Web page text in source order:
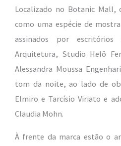
Localizado no Botanic Mall,
como uma espécie de
assinados por escritórios
Arquitetura, Studio Helô
Alessandra Moussa
tom da noite, ao lado de
Elmiro e Tarcísio Viriato e
Claudia Mohn.
À frente da marca estão o